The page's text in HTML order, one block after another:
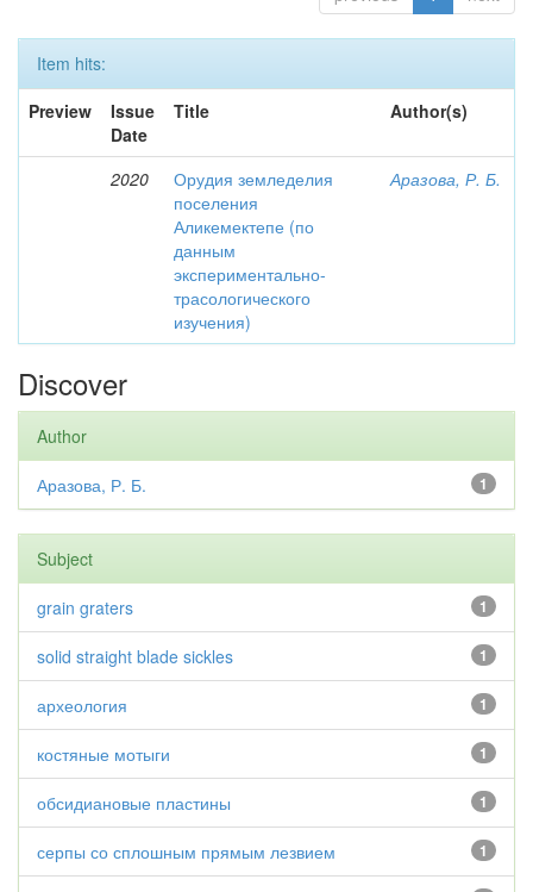
Item hits:
Preview
Issue
Date
Title Author(s)
2020
Орудия земледелия
поселения
Аликемектепе (по
данным
экспериментально-
трасологического
изучения)
Аразова, Р. Б.
Discover
Author
1
Аразова, Р. Б.
Subject
1
grain graters
1
solid straight blade sickles
1
археология
1
костяные мотыги
1
обсидиановые пластины
1
серпы со сплошным прямым лезвием